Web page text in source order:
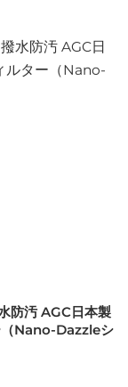
水防汚 AGC日
ルター（Nano-
防汚 AGC日本製
（Nano-Dazzleシ